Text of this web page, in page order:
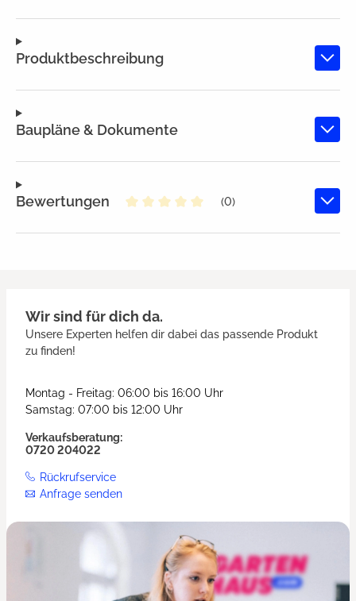
Produktbeschreibung
Baupläne & Dokumente
Bewertungen
(0)
Wir sind für dich da.
Unsere Experten helfen dir dabei das passende Produkt
zu finden!
Montag - Freitag: 06:00 bis 16:00 Uhr
Samstag: 07:00 bis 12:00 Uhr
Verkaufsberatung:
0720 204022
Rückrufservice
Anfrage senden